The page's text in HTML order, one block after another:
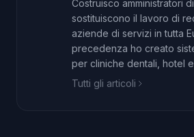
Costruisco amministratori
sostituiscono il lavoro di
aziende di servizi in tutta
precedenza ho creato
per cliniche dentali, hotel
Tutti gli articoli